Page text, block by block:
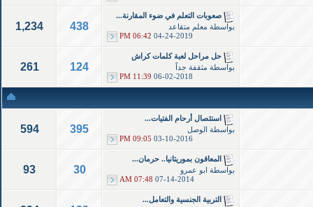
صعوبات التعلم في ضوء المقارنة...
بواسطة معلم متقاعد
04-24-2019
06:42 PM
438
1,234
حل مراحل لعبة كلمات كراش
بواسطة مثقفة جداً
06-02-2018
11:39 PM
124
261
استئصال أرحام الفتيات...
بواسطة
الوصل
03-10-2016
09:05 PM
395
594
المعاقون بموريتانيا.. حرمان...
بواسطة
ابو عمرو
07-14-2014
07:48 AM
30
93
التربية الجنسية والتعامل...